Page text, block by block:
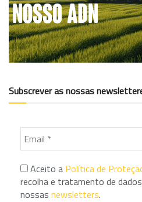
Subscrever as nossas
Aceito a Política de
recolha e tratamento de
nossas newsletters.